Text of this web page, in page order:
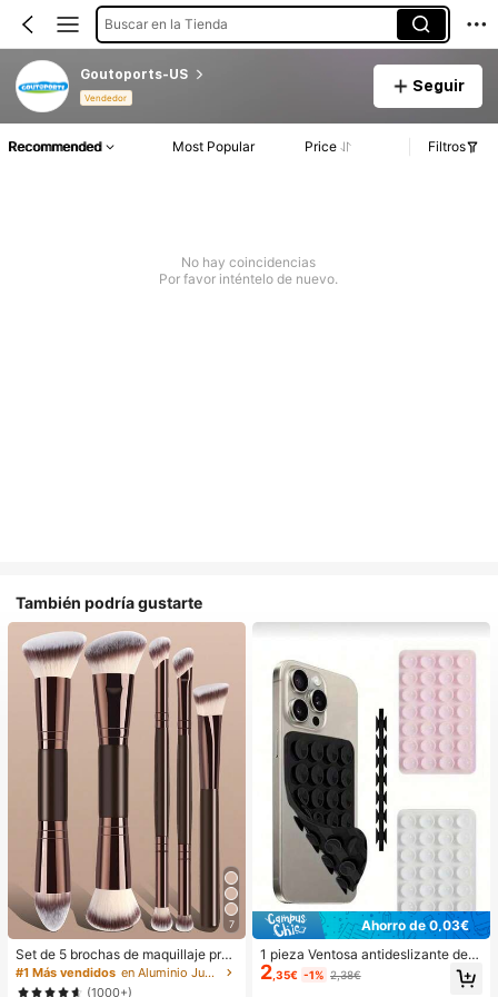
Buscar en la Tienda
Goutoports-US
Vendedor
Seguir
Recommended Most Popular Price Filtros
No hay coincidencias
Por favor inténtelo de nuevo.
También podría gustarte
7
Set de 5 brochas de maquillaje prof
esional, brochas de maquillaje port
átiles para viaje, kit de herramienta
#1 Más vendidos
en Aluminio Juegos De Pinceles
(1000+)
Ahorro de 0,03€
1 pieza Ventosa antideslizante de si
licona para teléfono, 28 piezas Vent
osas de silicona (almohadillas auto
2 ,35€ -1% 2,38€